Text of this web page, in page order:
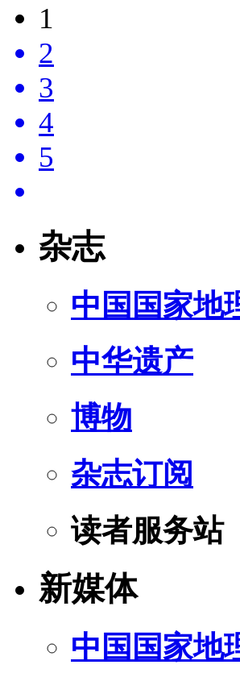
1
2
3
4
5
杂志
中国国家地
中华遗产
博物
杂志订阅
读者服务站
新媒体
中国国家地